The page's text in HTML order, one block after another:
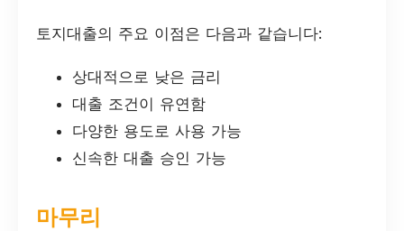
토지대출의 주요 이점은 다음과 같습니다:
상대적으로 낮은 금리
대출 조건이 유연함
다양한 용도로 사용 가능
신속한 대출 승인 가능
마무리